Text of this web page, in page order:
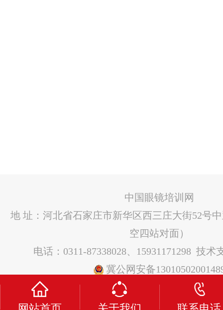
中国眼镜培训网
地 址：河北省石家庄市新华区西三庄大街52号
空四站对面）
电话：0311-87338028、15931171298 技术
冀公网安备